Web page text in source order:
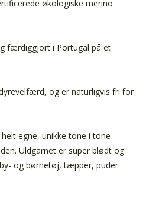
økologiske merino
færdiggjort i Portugal på et
og er naturligvis fri for
egne, unikke tone i tone
Uldgarnet er super blødt og
og børnetøj, tæpper, puder